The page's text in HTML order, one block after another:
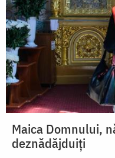
Maica Domnului,
deznădăjduiți